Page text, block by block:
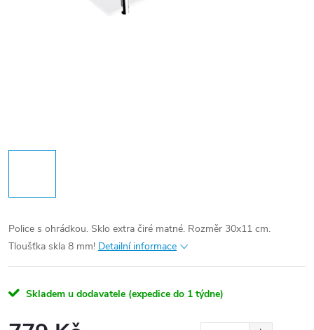
Police s ohrádkou. Sklo extra čiré matné. Rozměr 30x11 cm.
Tloušťka skla 8 mm! Detailní informace
Skladem u dodavatele (expedice do 1 týdne)